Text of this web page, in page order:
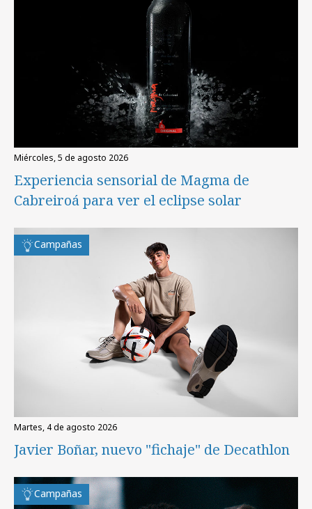
miércoles, 5 de agosto 2026
Experiencia sensorial de Magma de
Cabreiroá para ver el eclipse solar
Campañas
martes, 4 de agosto 2026
Javier Boñar, nuevo "fichaje" de Decathlon
Campañas